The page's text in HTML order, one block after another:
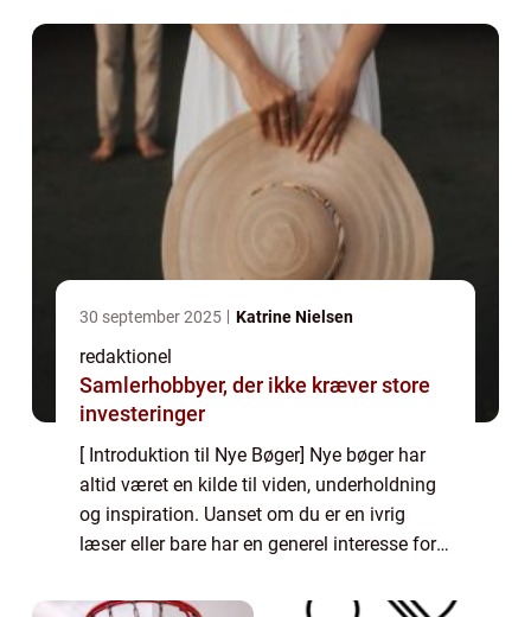
30 september 2025 Katrine Nielsen
redaktionel
Samlerhobbyer, der ikke kræver store
investeringer
[ Introduktion til Nye Bøger] Nye bøger har
altid været en kilde til viden, underholdning
og inspiration. Uanset om du er en ivrig
læser eller bare har en generel interesse for
udgivelser på markedet. Denne arti...